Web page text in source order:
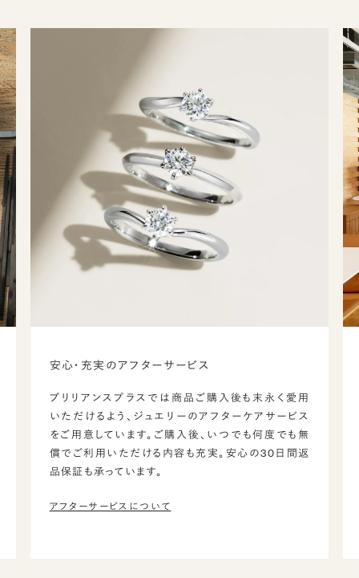
安心・充実のアフターサービス
ブリリアンスプラスでは商品ご購入後も末永く愛用
いただけるよう、ジュエリーのアフターケアサービス
をご用意しています。ご購入後、いつでも何度でも無
償でご利用いただける内容も充実。安心の30日間返
品保証も承っています。
アフターサービスについて